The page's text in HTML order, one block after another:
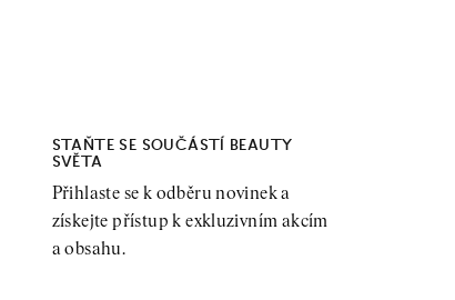
STAŇTE SE SOUČÁSTÍ BEAUTY
SVĚTA
Přihlaste se k odběru novinek a
získejte přístup k exkluzivním akcím
a obsahu.